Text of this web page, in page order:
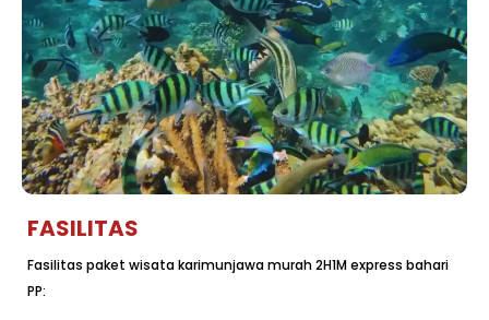
FASILITAS
Fasilitas paket wisata karimunjawa murah 2H1M express bahari
PP: